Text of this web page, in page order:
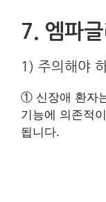
7. 엠파
1) 주의해야
① 신장애 환자
기능에 의존적
됩니다.